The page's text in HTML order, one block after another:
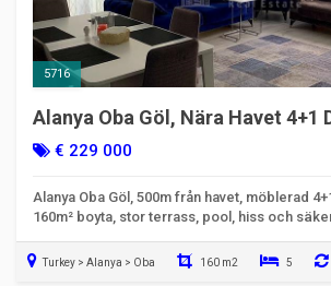
5716
Alanya Oba Göl, Nära Havet 4+1
Lägenhet till Salu
€ 229 000
Alanya Oba Göl, 500m från havet, möblerad
160m² boyta, stor terrass, pool, hiss och
Turkey > Alanya > Oba 160 m2 5